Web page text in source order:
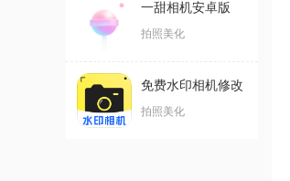
一甜相机安卓版
拍照美化
免费水印相机修改
软件
拍照美化